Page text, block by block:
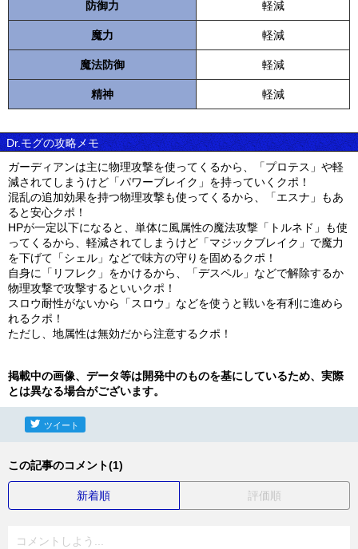
防御力 軽減
魔力 軽減
魔法防御 軽減
精神 軽減
Dr.モグの攻略メモ
ガーディアンは主に物理攻撃を使ってくるから、「プロテス」や軽
減されてしまうけど「パワーブレイク」を持っていくクポ！
混乱の追加効果を持つ物理攻撃も使ってくるから、「エスナ」もあ
ると安心クポ！
HPが一定以下になると、単体に風属性の魔法攻撃「トルネド」も使
ってくるから、軽減されてしまうけど「マジックブレイク」で魔力
を下げて「シェル」などで味方の守りを固めるクポ！
自身に「リフレク」をかけるから、「デスペル」などで解除するか
物理攻撃で攻撃するといいクポ！
スロウ耐性がないから「スロウ」などを使うと戦いを有利に進めら
れるクポ！
ただし、地属性は無効だから注意するクポ！
掲載中の画像、データ等は開発中のものを基にしているため、実際
とは異なる場合がございます。
ツイート
この記事のコメント(1)
新着順 評価順
コメントしよう...